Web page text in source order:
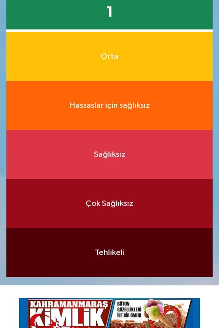
1
Orta
Hassaslar için sağlıksız
Sağlıksız
Çok Sağlıksız
Tehlikeli